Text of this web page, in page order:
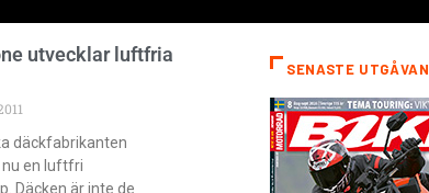
utvecklar luftfria
däckfabrikanten
en luftfri
Däcken är inte de
SENASTE UTGÅVAN